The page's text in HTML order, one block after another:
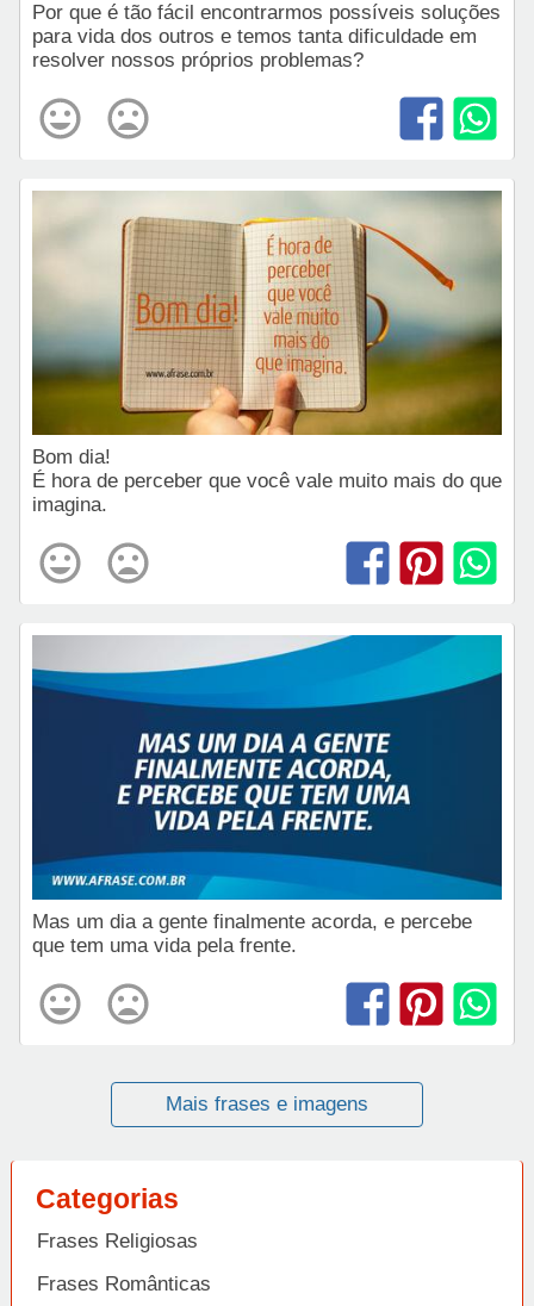
Por que é tão fácil encontrarmos possíveis soluções
para vida dos outros e temos tanta dificuldade em
resolver nossos próprios problemas?
Bom dia!
É hora de perceber que você vale muito mais do que
imagina.
Mas um dia a gente finalmente acorda, e percebe
que tem uma vida pela frente.
Mais frases e imagens
Categorias
Frases Religiosas
Frases Românticas